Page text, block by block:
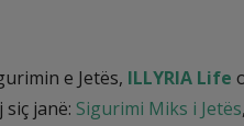
e Jetës, ILLYRIA Life
janë: Sigurimi Miks i Jetës,